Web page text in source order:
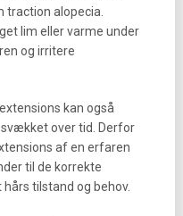
traction alopecia.
lim eller varme under
og irritere
kan også
over tid. Derfor
af en erfaren
til de korrekte
tilstand og behov.